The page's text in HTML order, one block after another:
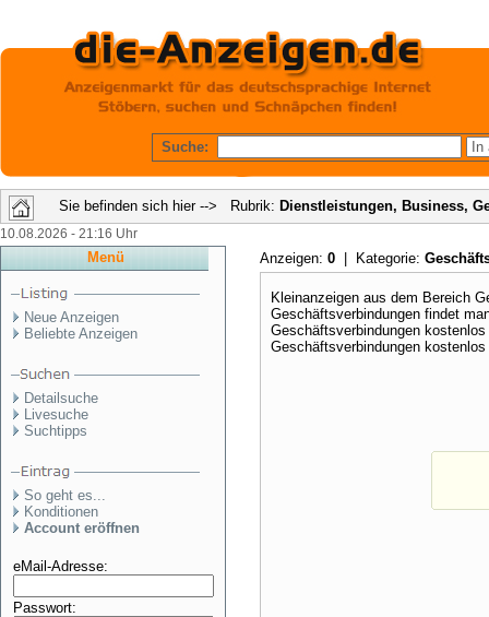
Suche:
Sie befinden sich hier --> Rubrik: Dienstleistungen, Business,
10.08.2026 - 21:16 Uhr
Menü
Neue Anzeigen
Beliebte Anzeigen
Detailsuche
Livesuche
Suchtipps
So geht es...
Konditionen
Account eröffnen
eMail-Adresse:
Passwort:
Anzeigen: 0 | Kategorie:
Kleinanzeigen aus dem Bereich
Geschäftsverbindungen findet
Geschäftsverbindungen
Geschäftsverbindungen kostenlos